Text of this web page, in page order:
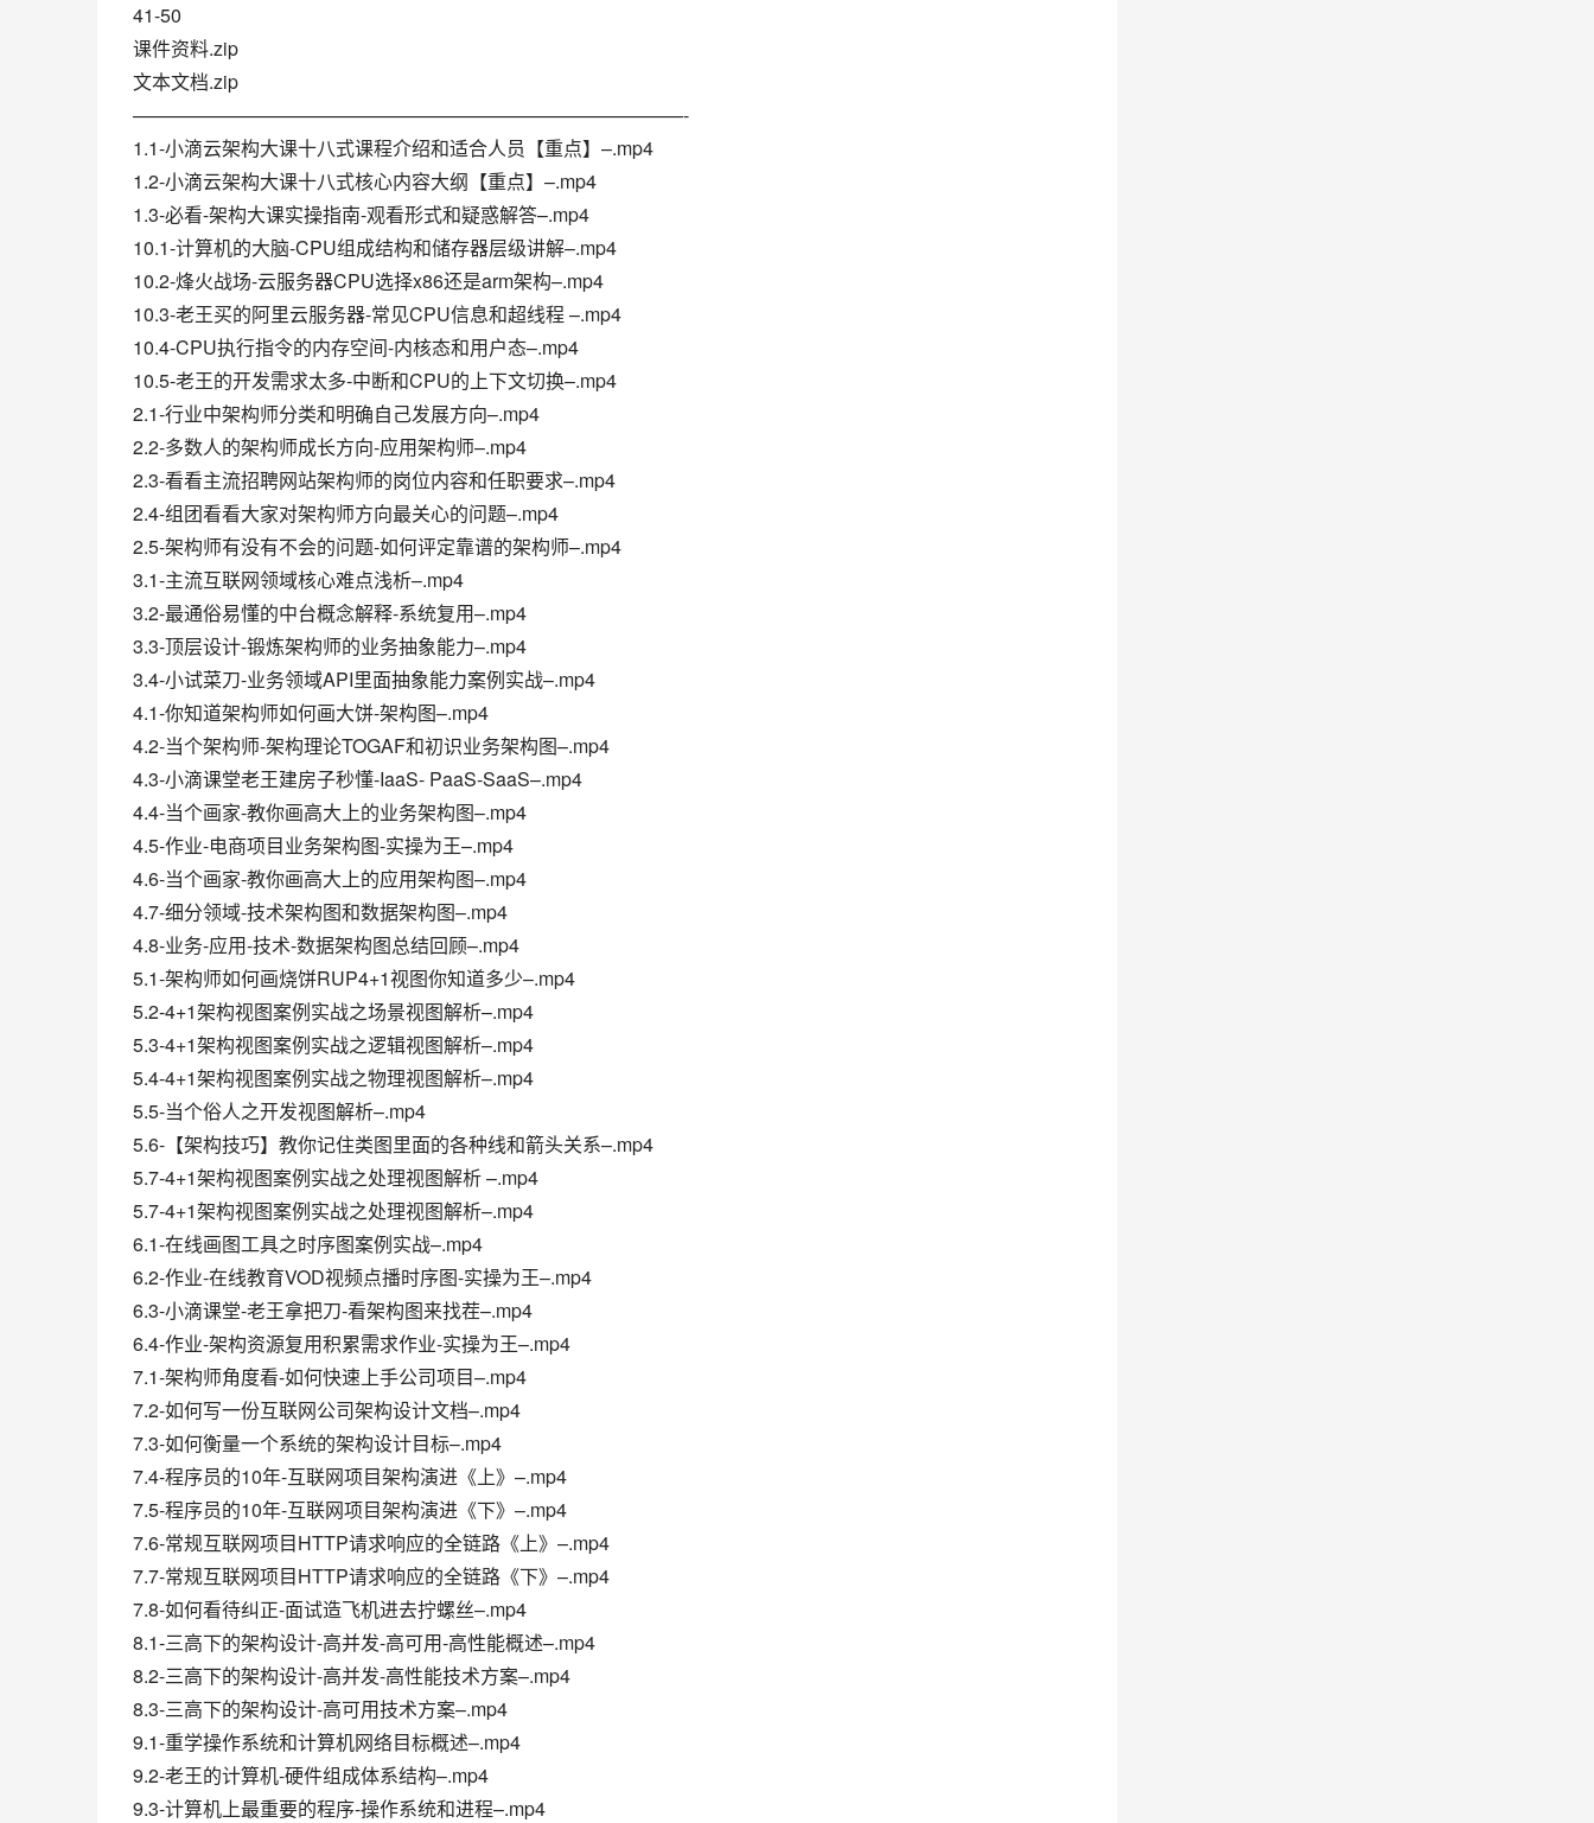
41-50
课件资料.zip
文本文档.zip
—————————————————————————————-
1.1-小滴云架构大课十八式课程介绍和适合人员【重点】–.mp4
1.2-小滴云架构大课十八式核心内容大纲【重点】–.mp4
1.3-必看-架构大课实操指南-观看形式和疑惑解答–.mp4
10.1-计算机的大脑-CPU组成结构和储存器层级讲解–.mp4
10.2-烽火战场-云服务器CPU选择x86还是arm架构–.mp4
10.3-老王买的阿里云服务器-常见CPU信息和超线程 –.mp4
10.4-CPU执行指令的内存空间-内核态和用户态–.mp4
10.5-老王的开发需求太多-中断和CPU的上下文切换–.mp4
2.1-行业中架构师分类和明确自己发展方向–.mp4
2.2-多数人的架构师成长方向-应用架构师–.mp4
2.3-看看主流招聘网站架构师的岗位内容和任职要求–.mp4
2.4-组团看看大家对架构师方向最关心的问题–.mp4
2.5-架构师有没有不会的问题-如何评定靠谱的架构师–.mp4
3.1-主流互联网领域核心难点浅析–.mp4
3.2-最通俗易懂的中台概念解释-系统复用–.mp4
3.3-顶层设计-锻炼架构师的业务抽象能力–.mp4
3.4-小试菜刀-业务领域API里面抽象能力案例实战–.mp4
4.1-你知道架构师如何画大饼-架构图–.mp4
4.2-当个架构师-架构理论TOGAF和初识业务架构图–.mp4
4.3-小滴课堂老王建房子秒懂-IaaS- PaaS-SaaS–.mp4
4.4-当个画家-教你画高大上的业务架构图–.mp4
4.5-作业-电商项目业务架构图-实操为王–.mp4
4.6-当个画家-教你画高大上的应用架构图–.mp4
4.7-细分领域-技术架构图和数据架构图–.mp4
4.8-业务-应用-技术-数据架构图总结回顾–.mp4
5.1-架构师如何画烧饼RUP4+1视图你知道多少–.mp4
5.2-4+1架构视图案例实战之场景视图解析–.mp4
5.3-4+1架构视图案例实战之逻辑视图解析–.mp4
5.4-4+1架构视图案例实战之物理视图解析–.mp4
5.5-当个俗人之开发视图解析–.mp4
5.6-【架构技巧】教你记住类图里面的各种线和箭头关系–.mp4
5.7-4+1架构视图案例实战之处理视图解析 –.mp4
5.7-4+1架构视图案例实战之处理视图解析–.mp4
6.1-在线画图工具之时序图案例实战–.mp4
6.2-作业-在线教育VOD视频点播时序图-实操为王–.mp4
6.3-小滴课堂-老王拿把刀-看架构图来找茬–.mp4
6.4-作业-架构资源复用积累需求作业-实操为王–.mp4
7.1-架构师角度看-如何快速上手公司项目–.mp4
7.2-如何写一份互联网公司架构设计文档–.mp4
7.3-如何衡量一个系统的架构设计目标–.mp4
7.4-程序员的10年-互联网项目架构演进《上》–.mp4
7.5-程序员的10年-互联网项目架构演进《下》–.mp4
7.6-常规互联网项目HTTP请求响应的全链路《上》–.mp4
7.7-常规互联网项目HTTP请求响应的全链路《下》–.mp4
7.8-如何看待纠正-面试造飞机进去拧螺丝–.mp4
8.1-三高下的架构设计-高并发-高可用-高性能概述–.mp4
8.2-三高下的架构设计-高并发-高性能技术方案–.mp4
8.3-三高下的架构设计-高可用技术方案–.mp4
9.1-重学操作系统和计算机网络目标概述–.mp4
9.2-老王的计算机-硬件组成体系结构–.mp4
9.3-计算机上最重要的程序-操作系统和进程–.mp4